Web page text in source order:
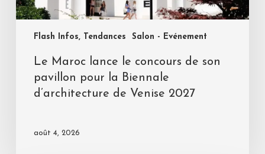
Flash Infos, Tendances Salon - Evénement
Le Maroc lance le concours de son
pavillon pour la Biennale
d’architecture de Venise 2027
août 4, 2026